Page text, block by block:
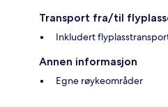
Transport fra/til
Inkludert
Annen informasjon
Egne røykeområder